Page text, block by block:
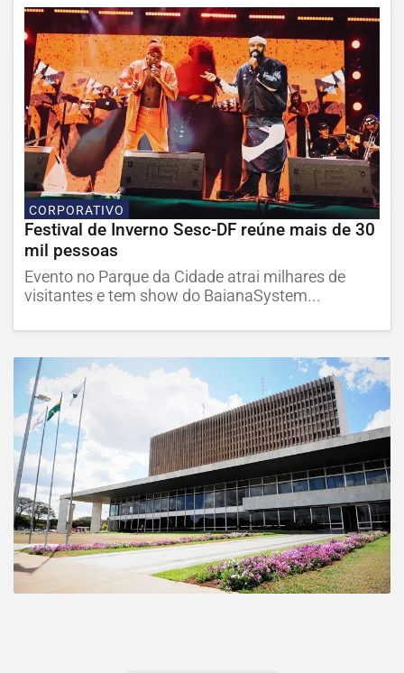
CORPORATIVO
Festival de Inverno Sesc-DF reúne mais de 30
mil pessoas
Evento no Parque da Cidade atrai milhares de
visitantes e tem show do BaianaSystem...